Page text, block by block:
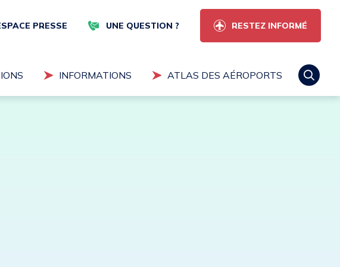
PRESSE UNE QUESTION ? RESTEZ INFORMÉ
INFORMATIONS ATLAS DES AÉROPORTS